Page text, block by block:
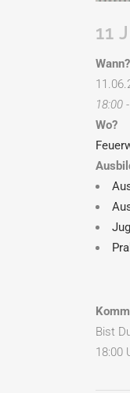
11
Wann?
18:00
Wo?
Bist
18:00